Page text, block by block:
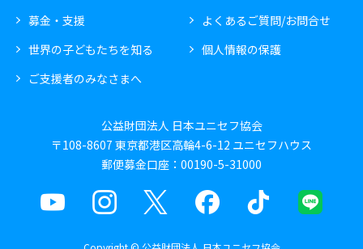
募金・支援
世界の子どもたちを知る
ご支援者のみなさまへ
よくあるご質問/お問合せ
個人情報の保護
公益財団法人 日本ユニセフ協会
〒108-8607 東京都港区高輪4-6-12 ユニセフハウス
郵便募金口座：00190-5-31000